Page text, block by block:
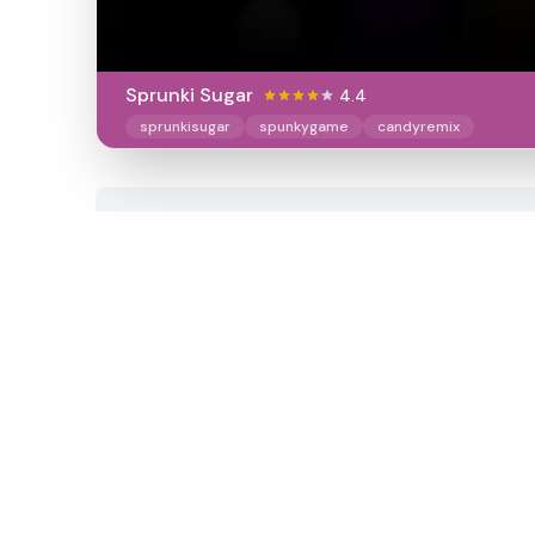
Sprunki Sugar 4.4
sprunkisugar spunkygame candyremix